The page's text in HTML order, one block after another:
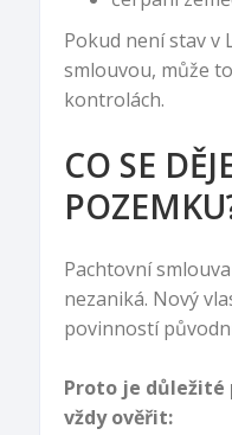
Pokud není stav v
smlouvou, může
kontrolách.
CO SE
Pachtovní
nezaniká. Nový
povinností
Proto je důležité
vždy ověřit: